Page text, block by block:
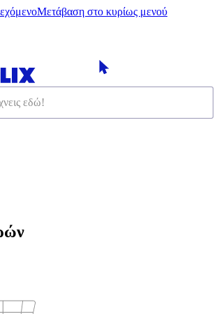
Μετάβαση στο κυρίως μενού